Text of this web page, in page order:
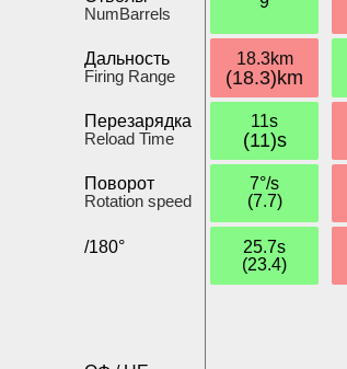
NumBarrels
Дальность
Firing Range
Перезарядка
Reload Time
Поворот
Rotation speed
/180°
18.3km
(18.3)km
11s
(11)s
7°/s
(7.7)
25.7s
(23.4)